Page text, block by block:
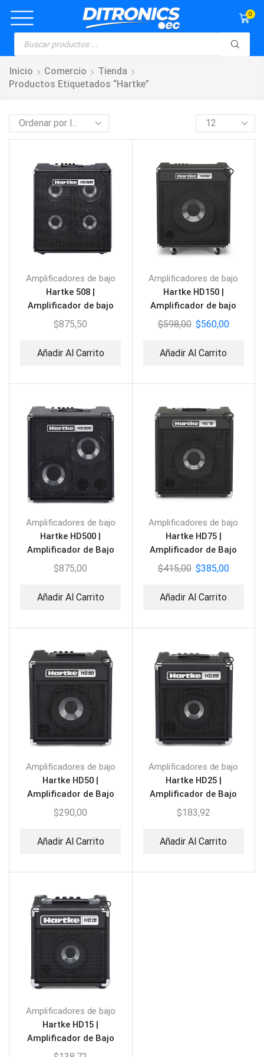
0
Inicio Comercio
Tienda
Productos Etiquetados “Hartke”
Amplificadores de bajo
Hartke 508 |
Amplificador de bajo
$875,50
Añadir Al Carrito
Amplificadores de bajo
Hartke HD150 |
Amplificador de bajo
$598,00 $560,00
Añadir Al Carrito
Amplificadores de bajo
Hartke HD500 |
Amplificador de Bajo
$875,00
Añadir Al Carrito
Amplificadores de bajo
Hartke HD75 |
Amplificador de Bajo
$415,00 $385,00
Añadir Al Carrito
Amplificadores de bajo
Hartke HD50 |
Amplificador de Bajo
$290,00
Añadir Al Carrito
Amplificadores de bajo
Hartke HD25 |
Amplificador de Bajo
$183,92
Añadir Al Carrito
Amplificadores de bajo
Hartke HD15 |
Amplificador de Bajo